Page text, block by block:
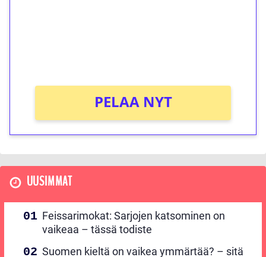
PELAA NYT
UUSIMMAT
Feissarimokat: Sarjojen katsominen on
vaikeaa – tässä todiste
Suomen kieltä on vaikea ymmärtää? – sitä